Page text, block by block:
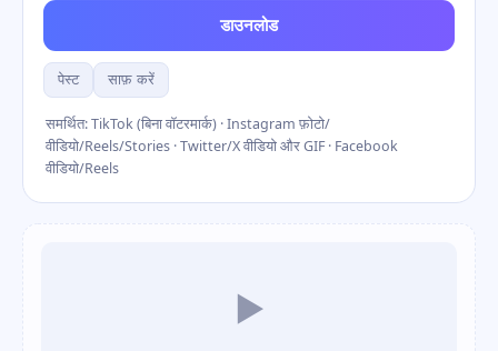
डाउनलोड
पेस्ट साफ़ करें
समर्थित: TikTok (बिना वॉटरमार्क) · Instagram फ़ोटो/
वीडियो/Reels/Stories · Twitter/X वीडियो और GIF · Facebook
वीडियो/Reels
▶